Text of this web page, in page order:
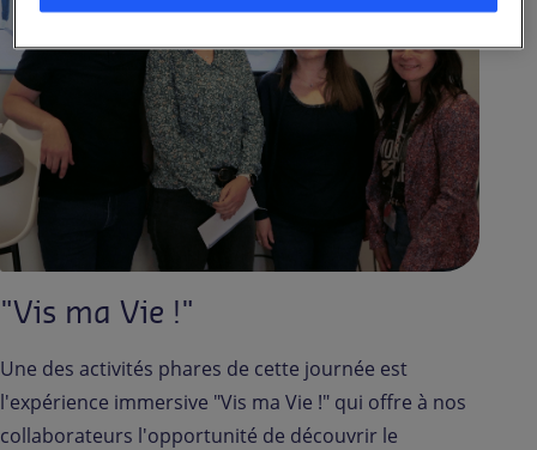
"Vis ma Vie !"
Une des activités phares de cette journée est
l'expérience immersive "Vis ma Vie !" qui offre à nos
collaborateurs l'opportunité de découvrir le